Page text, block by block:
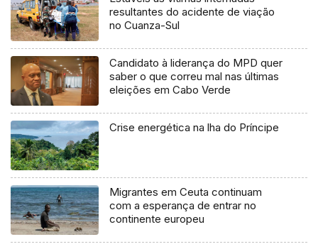
resultantes do acidente de viação
no Cuanza-Sul
Candidato à liderança do MPD quer
saber o que correu mal nas últimas
eleições em Cabo Verde
Crise energética na lha do Príncipe
Migrantes em Ceuta continuam
com a esperança de entrar no
continente europeu